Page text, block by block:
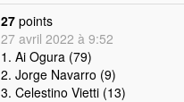
27 points
27 avril 2022 à 9:52
1. Ai Ogura (79)
2. Jorge Navarro (9)
3. Celestino Vietti (13)